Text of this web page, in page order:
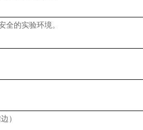
全的实验环境。
）